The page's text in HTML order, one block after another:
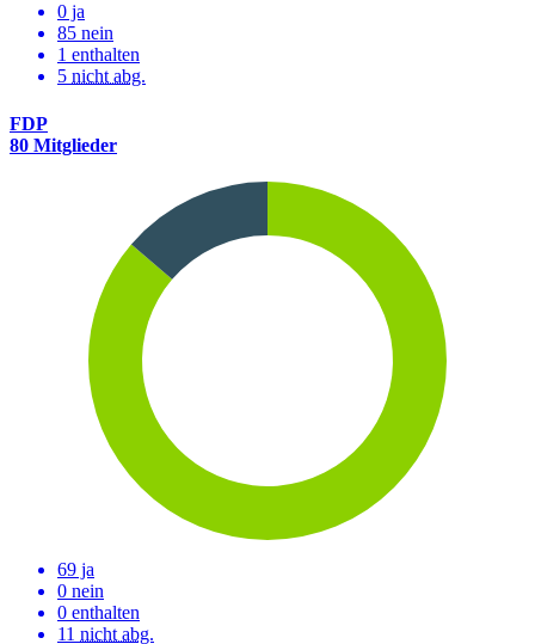
0 ja
85 nein
1 enthalten
5 nicht abg.
FDP
80 Mitglieder
69 ja
0 nein
0 enthalten
11 nicht abg.